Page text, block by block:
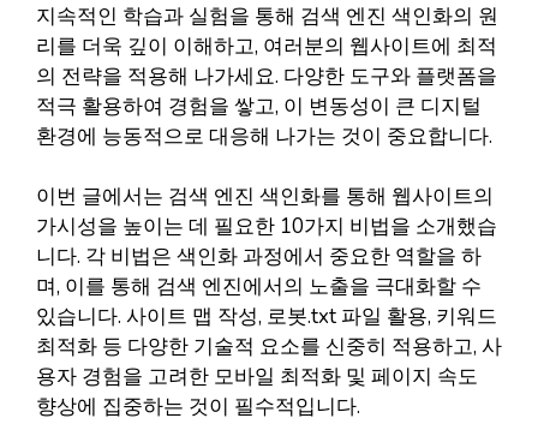
지속적인 학습과 실험을 통해 검색 엔진 색인화의 원
리를 더욱 깊이 이해하고, 여러분의 웹사이트에 최적
의 전략을 적용해 나가세요. 다양한 도구와 플랫폼을
적극 활용하여 경험을 쌓고, 이 변동성이 큰 디지털
환경에 능동적으로 대응해 나가는 것이 중요합니다.
이번 글에서는 검색 엔진 색인화를 통해 웹사이트의
가시성을 높이는 데 필요한 10가지 비법을 소개했습
니다. 각 비법은 색인화 과정에서 중요한 역할을 하
며, 이를 통해 검색 엔진에서의 노출을 극대화할 수
있습니다. 사이트 맵 작성, 로봇.txt 파일 활용, 키워드
최적화 등 다양한 기술적 요소를 신중히 적용하고, 사
용자 경험을 고려한 모바일 최적화 및 페이지 속도
향상에 집중하는 것이 필수적입니다.